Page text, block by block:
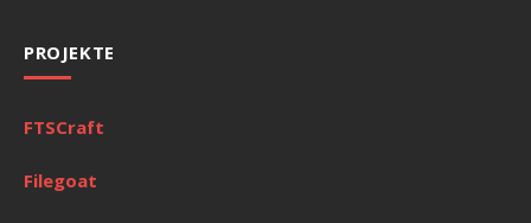
PROJEKTE
FTSCraft
Filegoat